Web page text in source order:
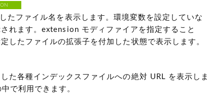
たファイル名を表示します。環境変数を設定していな
れます。extension モディファイアを指定すること
したファイルの拡張子を付加した状態で表示します。
た各種インデックスファイルへの絶対 URL を表示しま
で利用できます。